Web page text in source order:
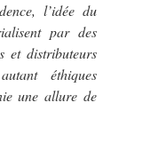
l’idée du
par des
et distributeurs
éthiques
une allure de